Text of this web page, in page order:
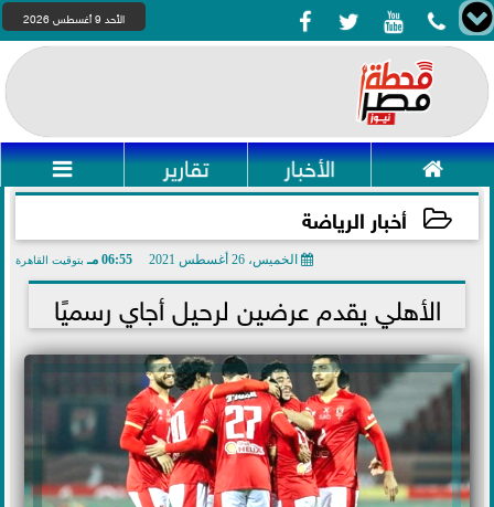
    الأحد 9 أغسطس 2026
 الأخبار تقارير 
أخبار الرياضة
الخميس، 26 أغسطس 2021 06:55 مـ بتوقيت القاهرة
الأهلي يقدم عرضين لرحيل أجاي رسميًا